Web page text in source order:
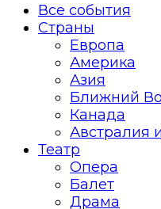
Все события
Страны
Европа
Америка
Азия
Ближний
Канада
Австралия
Театр
Опера
Балет
Драма